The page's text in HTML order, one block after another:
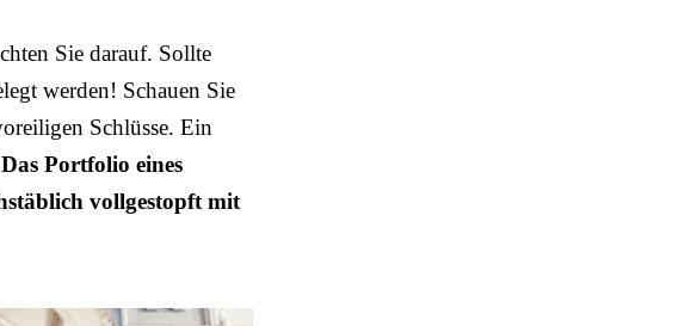
Sie darauf. Sollte
werden! Schauen Sie
Schlüsse. Ein
Das Portfolio eines
vollgestopft mit